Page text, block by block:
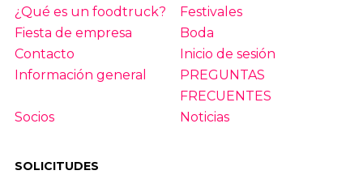
¿Qué es un foodtruck?
Festivales
Fiesta de empresa
Boda
Contacto
Inicio de sesión
Información general
PREGUNTAS
FRECUENTES
Socios
Noticias
SOLICITUDES